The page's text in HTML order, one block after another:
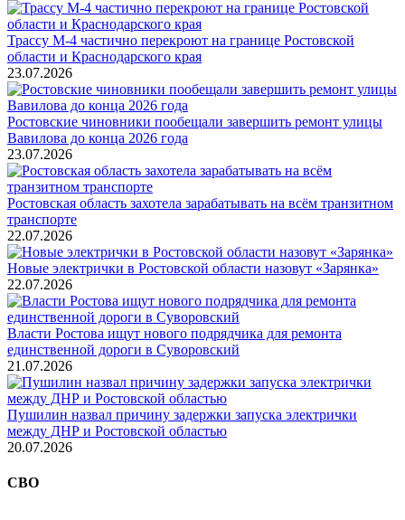
Трассу М-4 частично перекроют на границе Ростовской
области и Краснодарского края
23.07.2026
Ростовские чиновники пообещали завершить ремонт улицы
Вавилова до конца 2026 года
23.07.2026
Ростовская область захотела зарабатывать на всём транзитном
транспорте
22.07.2026
Новые электрички в Ростовской области назовут «Зарянка»
22.07.2026
Власти Ростова ищут нового подрядчика для ремонта
единственной дороги в Суворовский
21.07.2026
Пушилин назвал причину задержки запуска электрички
между ДНР и Ростовской областью
20.07.2026
СВО